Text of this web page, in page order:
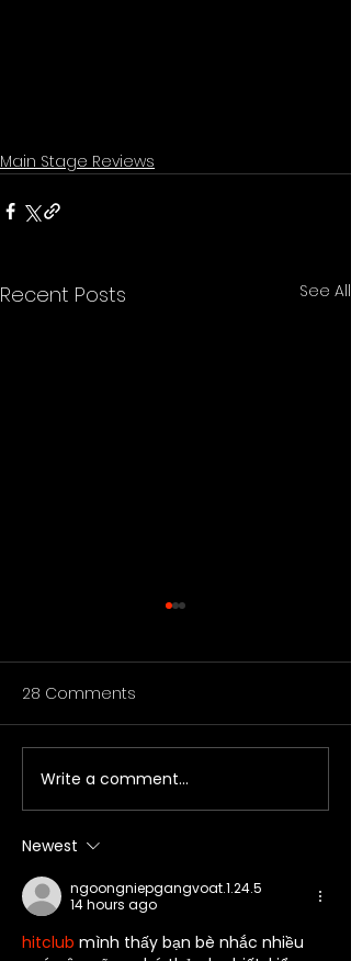
Main Stage Reviews
Recent Posts See All
As Seen in The Islip
Bulletin
28 Comments
Write a comment...
Newest
ngoongniepgangvoat.1.24.5
14 hours ago
hitclub mình thấy bạn bè nhắc nhiều